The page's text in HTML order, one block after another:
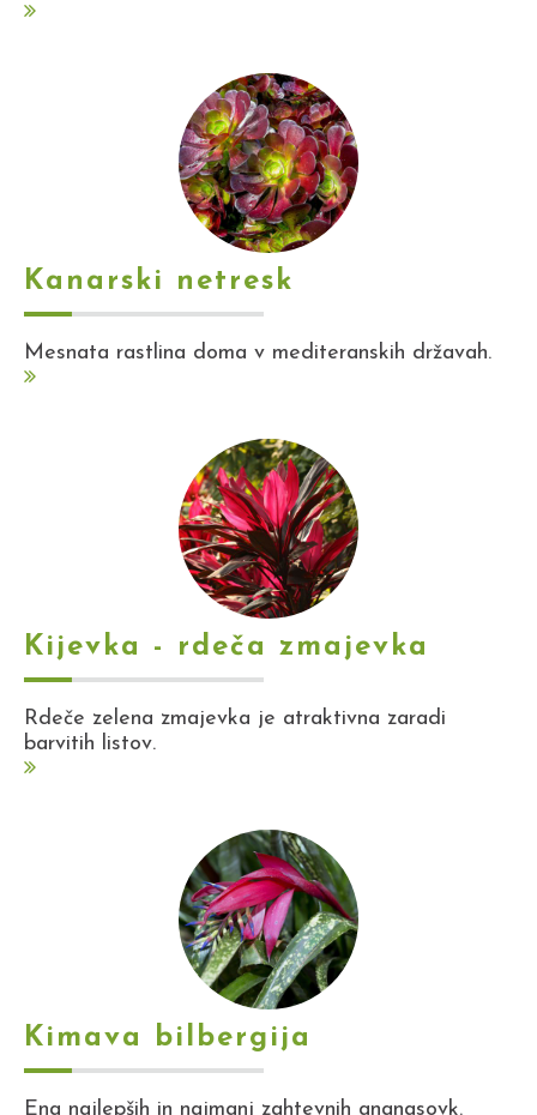
Kanarski netresk
Mesnata rastlina doma v mediteranskih državah.
Kijevka - rdeča zmajevka
Rdeče zelena zmajevka je atraktivna zaradi
barvitih listov.
Kimava bilbergija
Ena najlepših in najmanj zahtevnih ananasovk.